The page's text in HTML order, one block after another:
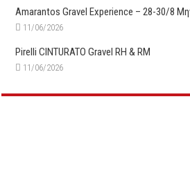
Amarantos Gravel Experience – 28-30/8
11/06/2026
Pirelli CINTURATO Gravel RH & RM
11/06/2026